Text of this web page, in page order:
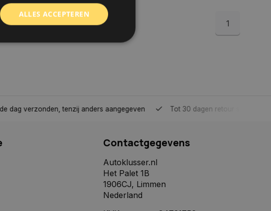
1
verzonden, tenzij anders aangegeven Tot 30 dagen retour sturen.
Contactgegevens
Autoklusser.nl
Het Palet 1B
1906CJ, Limmen
Nederland
ALLES ACCEPTEREN
gebruikt om een identificatiecode
om een veilige en
te behouden, ervoor
wijzigingen of item selecties
van pagina naar pagina. Het slaat
gegevens op.
gebruikt om onderscheid te